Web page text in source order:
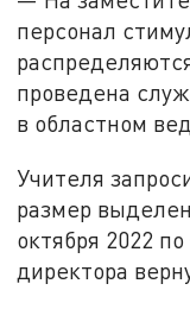
персонал
проведена
в областном
Учителя
размер
октября 2022
директора